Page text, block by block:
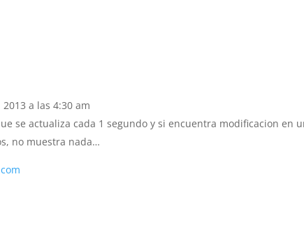
a las 4:30 am
se actualiza cada 1 segundo y si encuentra modificacion en
no muestra nada…